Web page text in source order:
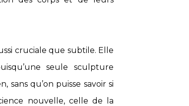
cruciale que subtile. Elle
seule sculpture
sans qu’on puisse savoir si
nouvelle, celle de la